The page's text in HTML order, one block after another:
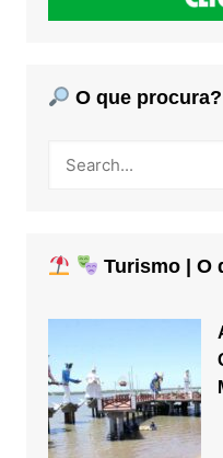
O que procura?
Turismo | O